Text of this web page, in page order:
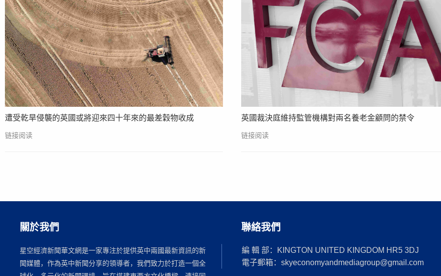
遭受乾旱侵襲的英國或將迎來四十年來的最差穀物收成
链接阅读
英國裁決庭維持監管機構對兩名養老金顧問的禁令
链接阅读
關於我們
星空經濟新聞華文網是一家專注於提供英中兩國最新資訊的新
聞媒體，作為英中新聞分享的領導者，我們致力於打造一個全
聯絡我們
編 輯 部：KINGTON UNITED KINGDOM HR5 3DJ
電子郵箱：skyeconomyandmediagroup@gmail.com